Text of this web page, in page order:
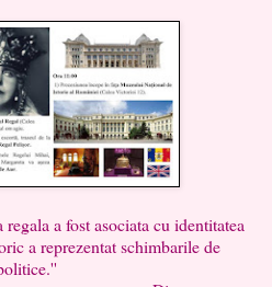
a fost asociata cu identitatea
a reprezentat schimbarile de